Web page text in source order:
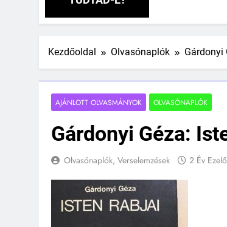
Kezdőoldal Olvasónaplók Gárdonyi
AJÁNLOTT OLVASMÁNYOK OLVASÓNAPLÓK
Gárdonyi Géza:
Olvasónaplók, Verselemzések 2 Év